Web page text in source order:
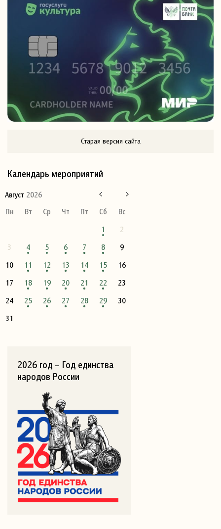
Старая версия сайта
Календарь мероприятий
Август 2026
Пн
Вт Ср Чт Пт Сб
Вс
1
2
3
4 5 6 7 8
9
10
11 12 13 14 15
16
17
18 19 20 21 22
23
24
25 26 27 28 29
30
31
2026 год – Год единства
народов России